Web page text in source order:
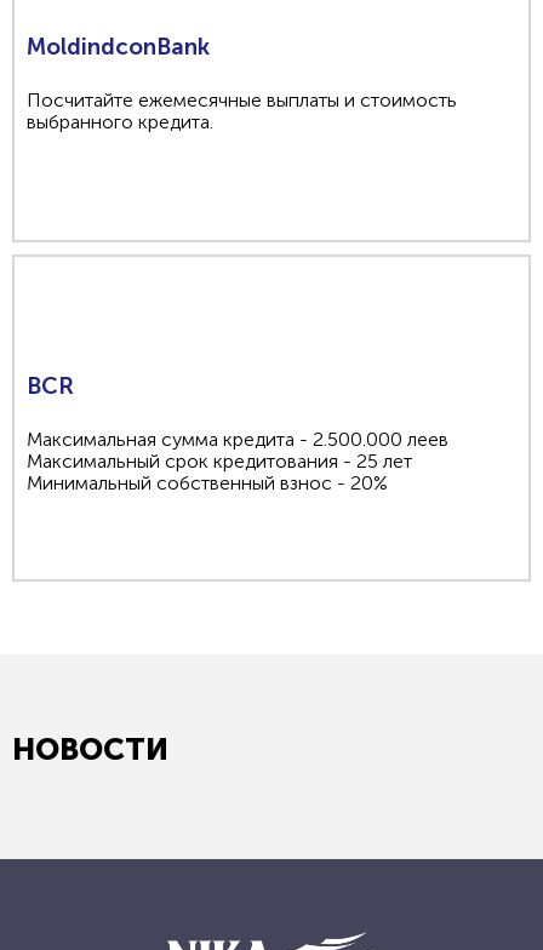
MoldindconBank
Посчитайте ежемесячные выплаты и стоимость
выбранного кредита.
BCR
Максимальная сумма кредита - 2.500.000 леев
Максимальный срок кредитования - 25 лет
Минимальный собственный взнос - 20%
НОВОСТИ